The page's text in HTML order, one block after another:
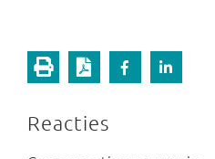
Reacties